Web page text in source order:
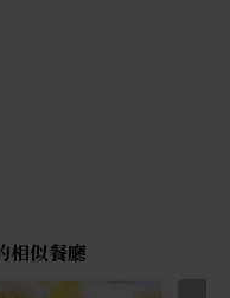
相似餐廳